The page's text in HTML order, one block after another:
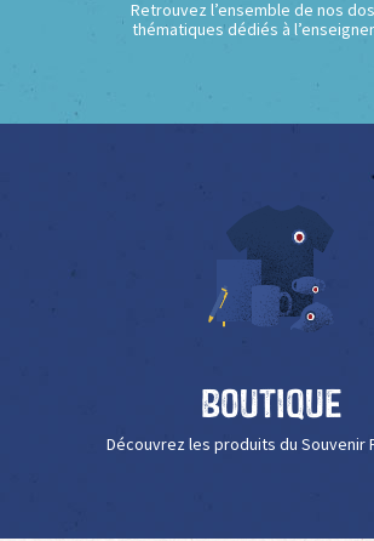
Retrouvez l’ensemble de nos
thématiques dédiés à
Boutique
Découvrez les produits du Souvenir